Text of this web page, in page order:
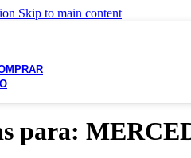
Skip to main content
para: